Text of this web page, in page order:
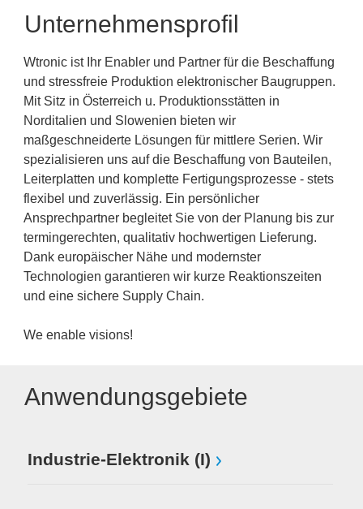
Unternehmensprofil
Wtronic ist Ihr Enabler und Partner für die Beschaffung
und stressfreie Produktion elektronischer Baugruppen.
Mit Sitz in Österreich u. Produktionsstätten in
Norditalien und Slowenien bieten wir
maßgeschneiderte Lösungen für mittlere Serien. Wir
spezialisieren uns auf die Beschaffung von Bauteilen,
Leiterplatten und komplette Fertigungsprozesse - stets
flexibel und zuverlässig. Ein persönlicher
Ansprechpartner begleitet Sie von der Planung bis zur
termingerechten, qualitativ hochwertigen Lieferung.
Dank europäischer Nähe und modernster
Technologien garantieren wir kurze Reaktionszeiten
und eine sichere Supply Chain.
We enable visions!
Anwendungsgebiete
Industrie-Elektronik (I)